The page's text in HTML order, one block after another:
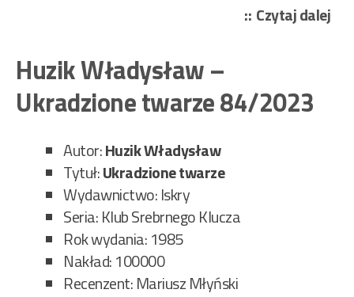
Czytaj dalej
Huzik Władysław –
Ukradzione twarze 84/2023
Autor:Huzik Władysław
Tytuł:Ukradzione twarze
Wydawnictwo: Iskry
Seria: Klub Srebrnego Klucza
Rok wydania: 1985
Nakład: 100000
Recenzent: Mariusz Młyński